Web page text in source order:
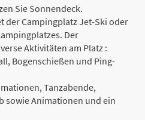
Sie Sonnendeck.
der Campingplatz Jet-Ski oder
Der
Aktivitäten am Platz :
Bogenschießen und Ping-
Tanzabende,
sowie Animationen und ein